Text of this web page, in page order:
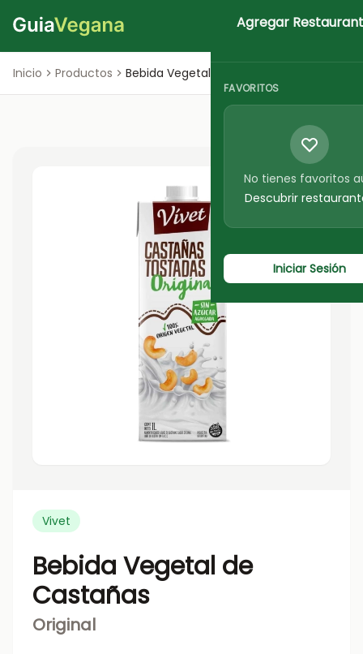
Iniciar Sesion
Agregar
FAVORITOS
No tienes favoritos
Descubrir
Iniciar Sesión
Inicio Productos Bebida Vegetal de Castañas
Vivet
Bebida Vegetal de
Castañas
Original